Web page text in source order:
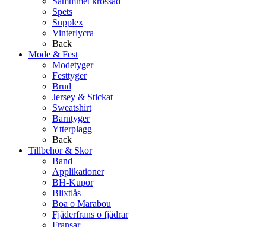
Spets
Supplex
Vinterlycra
Back
Mode & Fest
Modetyger
Festtyger
Brud
Jersey & Stickat
Sweatshirt
Barntyger
Ytterplagg
Back
Tillbehör & Skor
Band
Applikationer
BH-Kupor
Blixtlås
Boa o Marabou
Fjäderfrans o fjädrar